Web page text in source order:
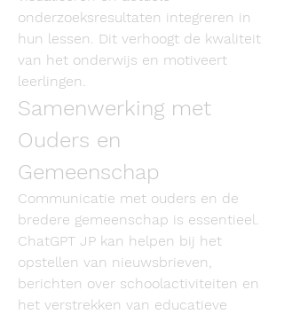
onderzoeksresultaten integreren in
hun lessen. Dit verhoogt de kwaliteit
van het onderwijs en motiveert
leerlingen.
Samenwerking met
Ouders en
Gemeenschap
Communicatie met ouders en de
bredere gemeenschap is essentieel.
ChatGPT JP kan helpen bij het
opstellen van nieuwsbrieven,
berichten over schoolactiviteiten en
het verstrekken van educatieve